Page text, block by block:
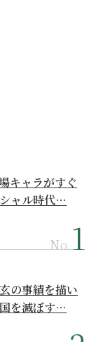
キャラがすぐ
ャル時代…
No.
の事績を描い
を滅ぼす…